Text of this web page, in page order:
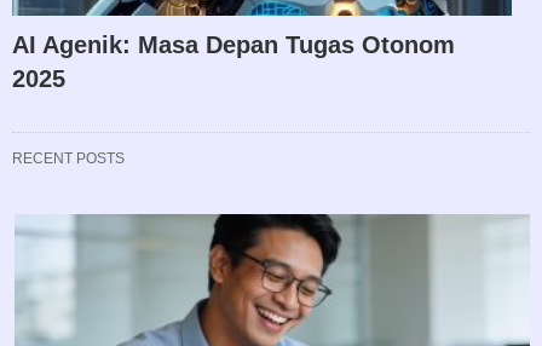
AI Agenik: Masa Depan Tugas Otonom
2025
RECENT POSTS